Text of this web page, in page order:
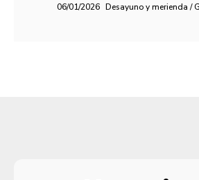
06/01/2026 Desayuno y merienda /